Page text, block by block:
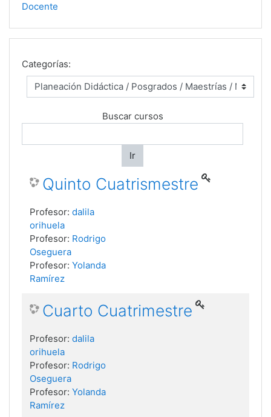
Docente
Categorías:
Buscar cursos
Ir
Quinto Cuatrismestre
Profesor: dalila
orihuela
Profesor: Rodrigo
Oseguera
Profesor: Yolanda
Ramírez
Cuarto Cuatrimestre
Profesor: dalila
orihuela
Profesor: Rodrigo
Oseguera
Profesor: Yolanda
Ramírez